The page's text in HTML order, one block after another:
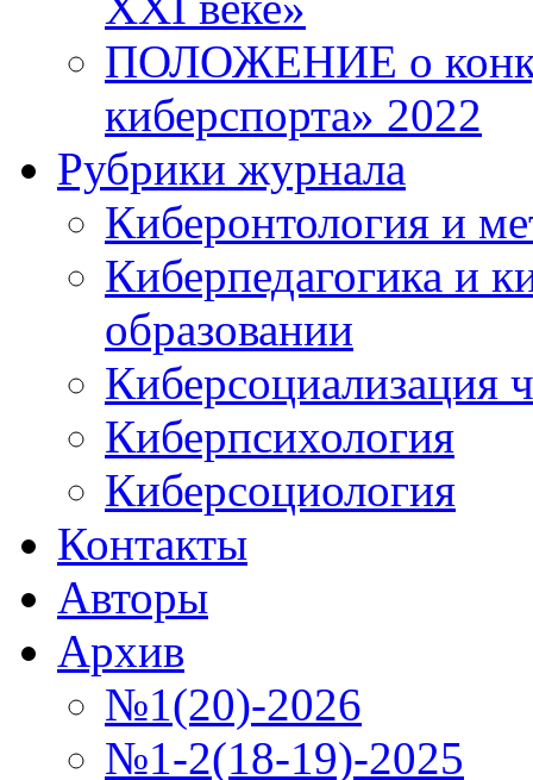
ПОЛОЖЕНИЕ о
киберспорта» 2022
Рубрики журнала
Киберонтология и
Киберпедагогика и
образовании
Киберсоциализация
Киберпсихология
Киберсоциология
Контакты
Авторы
Архив
№1(20)-2026
№1-2(18-19)-2025